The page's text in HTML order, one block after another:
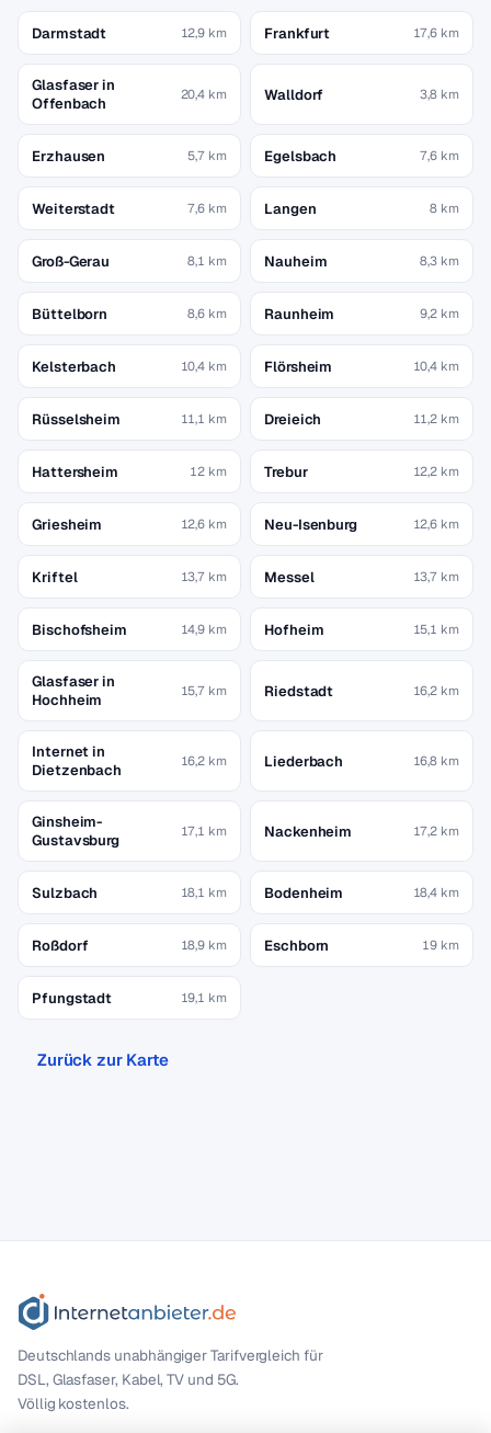
Darmstadt 12,9 km Frankfurt 17,6 km
Glasfaser in
Offenbach
20,4 km Walldorf 3,8 km
Erzhausen 5,7 km Egelsbach 7,6 km
Weiterstadt 7,6 km Langen 8 km
Groß-Gerau 8,1 km Nauheim 8,3 km
Büttelborn 8,6 km Raunheim 9,2 km
Kelsterbach 10,4 km Flörsheim 10,4 km
Rüsselsheim 11,1 km Dreieich 11,2 km
Hattersheim 12 km Trebur 12,2 km
Griesheim 12,6 km Neu-Isenburg 12,6 km
Kriftel 13,7 km Messel 13,7 km
Bischofsheim 14,9 km Hofheim 15,1 km
Glasfaser in
Hochheim
15,7 km Riedstadt 16,2 km
Internet in
Dietzenbach
16,2 km Liederbach 16,8 km
Ginsheim-
Gustavsburg
17,1 km Nackenheim 17,2 km
Sulzbach 18,1 km Bodenheim 18,4 km
Roßdorf 18,9 km Eschborn 19 km
Pfungstadt 19,1 km
Zurück zur Karte
Deutschlands unabhängiger Tarif­vergleich für
DSL, Glasfaser, Kabel, TV und 5G.
Völlig kostenlos.